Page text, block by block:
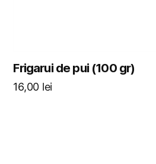
Frigarui de pui (100 gr)
16,00 lei